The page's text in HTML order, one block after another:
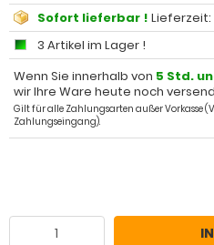
Sofort lieferbar ! Lieferzeit:
3 Artikel im Lager !
Wenn Sie innerhalb von 5 Std.
wir Ihre Ware heute noch
Gilt für alle Zahlungsarten außer Vorkasse
Zahlungseingang).